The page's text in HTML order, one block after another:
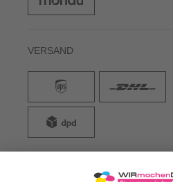
VERSAND
WIRmachenDRUCK GmbH